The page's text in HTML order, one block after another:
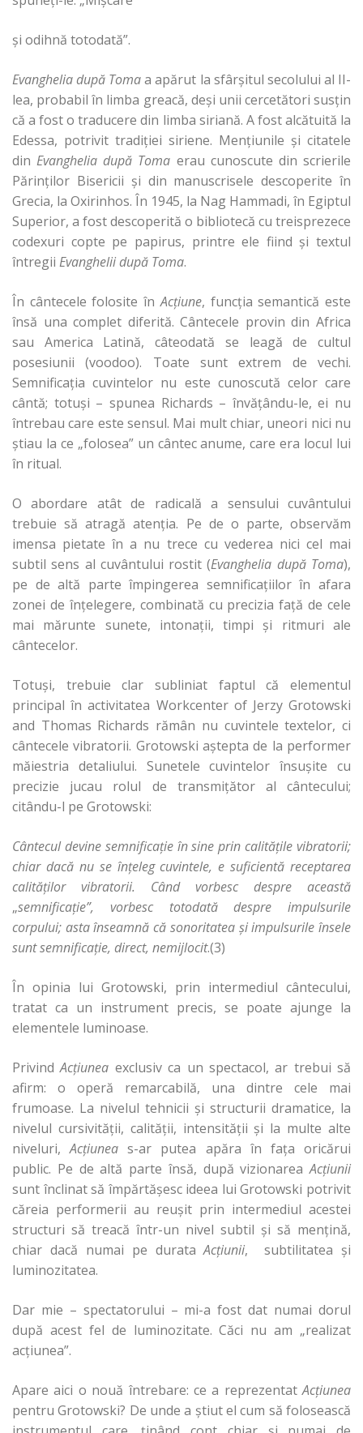
şi odihnă totodată”.
Evanghelia după Tomaa apărut la sfârşitul secolului al II-
lea, probabil în limba greacă, deşi unii cercetători susţin
că a fost o traducere din limba siriană. A fost alcătuită la
Edessa, potrivit tradiţiei siriene. Menţiunile şi citatele
dinEvanghelia după Toma erau cunoscute din scrierile
Părinţilor Bisericii şi din manuscrisele descoperite în
Grecia, la Oxirinhos. În 1945, la Nag Hammadi, în Egiptul
Superior, a fost descoperită o bibliotecă cu treisprezece
codexuri copte pe papirus, printre ele fiind şi textul
întregii Evanghelii după Toma.
În cântecele folosite înAcţiune, funcţia semantică este
însă una complet diferită. Cântecele provin din Africa
sau America Latină, câteodată se leagă de cultul
posesiunii (voodoo). Toate sunt extrem de vechi.
Semnificaţia cuvintelor nu este cunoscută celor care
cântă; totuşi – spunea Richards – învăţându-le, ei nu
întrebau care este sensul. Mai mult chiar, uneori nici nu
ştiau la ce „folosea” un cântec anume, care era locul lui
în ritual.
O abordare atât de radicală a sensului cuvântului
trebuie să atragă atenţia. Pe de o parte, observăm
imensa pietate în a nu trece cu vederea nici cel mai
subtil sens al cuvântului rostit (Evanghelia după Toma),
pe de altă parte împingerea semnificaţiilor în afara
zonei de înţelegere, combinată cu precizia faţă de cele
mai mărunte sunete, intonaţii, timpi şi ritmuri ale
cântecelor.
Totuşi, trebuie clar subliniat faptul că elementul
principal în activitatea Workcenter of Jerzy Grotowski
and Thomas Richards rămân nu cuvintele textelor, ci
cântecele vibratorii. Grotowski aştepta de la performer
măiestria detaliului. Sunetele cuvintelor însuşite cu
precizie jucau rolul de transmiţător al cântecului;
citându-l pe Grotowski:
Cântecul devine semnificaţie în sine prin calităţile vibratorii;
chiar dacă nu se înţeleg cuvintele, e suficientă receptarea
calităţilor vibratorii. Când vorbesc despre această
„semnificaţie”, vorbesc totodată despre impulsurile
corpului; asta înseamnă că sonoritatea şi impulsurile însele
sunt semnificaţie, direct, nemijlocit.(3)
În opinia lui Grotowski, prin intermediul cântecului,
tratat ca un instrument precis, se poate ajunge la
elementele luminoase.
PrivindAcţiunea exclusiv ca un spectacol, ar trebui să
afirm: o operă remarcabilă, una dintre cele mai
frumoase. La nivelul tehnicii şi structurii dramatice, la
nivelul cursivităţii, calităţii, intensităţii şi la multe alte
niveluri,Acţiunea s-ar putea apăra în faţa oricărui
public. Pe de altă parte însă, după vizionareaAcţiunii
sunt înclinat să împărtăşesc ideea lui Grotowski potrivit
căreia performerii au reuşit prin intermediul acestei
structuri să treacă într-un nivel subtil şi să menţină,
chiar dacă numai pe durataAcţiunii, subtilitatea şi
luminozitatea.
Dar mie – spectatorului – mi-a fost dat numai dorul
după acest fel de luminozitate. Căci nu am „realizat
acţiunea”.
Apare aici o nouă întrebare: ce a reprezentatAcţiunea
pentru Grotowski? De unde a ştiut el cum să folosească